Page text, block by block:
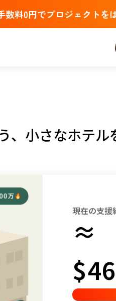
数料0円でプロジェクトを
福井
広島
鹿児島
小さなホテル
現在の支援
≈